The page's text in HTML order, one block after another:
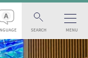
SEARCH MENU